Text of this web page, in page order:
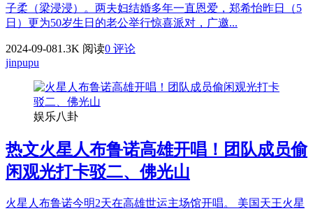
子柔（梁浸浸）。两夫妇结婚多年一直恩爱，郑希怡昨日（5
日）更为50岁生日的老公举行惊喜派对，广邀...
2024-09-081.3K 阅读0 评论
jinpupu
娱乐八卦
热文火星人布鲁诺高雄开唱！团队成员偷
闲观光打卡驳二、佛光山
火星人布鲁诺今明2天在高雄世运主场馆开唱。 美国天王火星